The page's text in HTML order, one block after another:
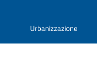
Urbanizzazione